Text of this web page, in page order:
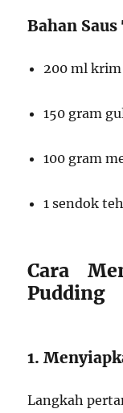
Bahan
200 ml
150 gram
100 gram
1 sendok
Cara
Pudding
1.
Langkah